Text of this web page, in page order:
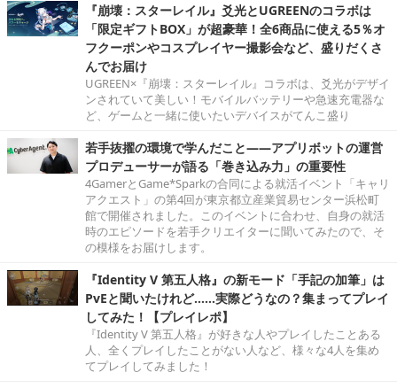
『崩壊：スターレイル』爻光とUGREENのコラボは
「限定ギフトBOX」が超豪華！全6商品に使える5％オ
フクーポンやコスプレイヤー撮影会など、盛りだくさ
んでお届け
UGREEN×『崩壊：スターレイル』コラボは、爻光がデザイ
ンされていて美しい！モバイルバッテリーや急速充電器な
ど、ゲームと一緒に使いたいデバイスがてんこ盛り
若手抜擢の環境で学んだこと――アプリボットの運営
プロデューサーが語る「巻き込み力」の重要性
4GamerとGame*Sparkの合同による就活イベント「キャリ
アクエスト」の第4回が東京都立産業貿易センター浜松町
館で開催されました。このイベントに合わせ、自身の就活
時のエピソードを若手クリエイターに聞いてみたので、そ
の模様をお届けします。
『Identity V 第五人格』の新モード「手記の加筆」は
PvEと聞いたけれど……実際どうなの？集まってプレイ
してみた！【プレイレポ】
『Identity V 第五人格』が好きな人やプレイしたことある
人、全くプレイしたことがない人など、様々な4人を集め
てプレイしてみました！